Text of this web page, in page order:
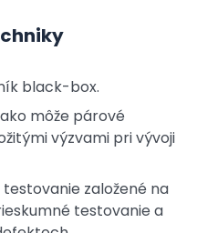
black-box.
môže párové
výzvami pri vývoji
založené na
testovanie a